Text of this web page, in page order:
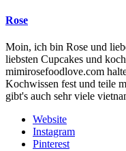
Rose
Moin, ich bin Rose und
liebsten Cupcakes und
mimirosefoodlove.com
Kochwissen fest und teile
gibt's auch sehr viele
Website
Instagram
Pinterest